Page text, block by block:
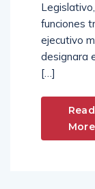
funciones
ejecutivo
designara
[…]
Read
More